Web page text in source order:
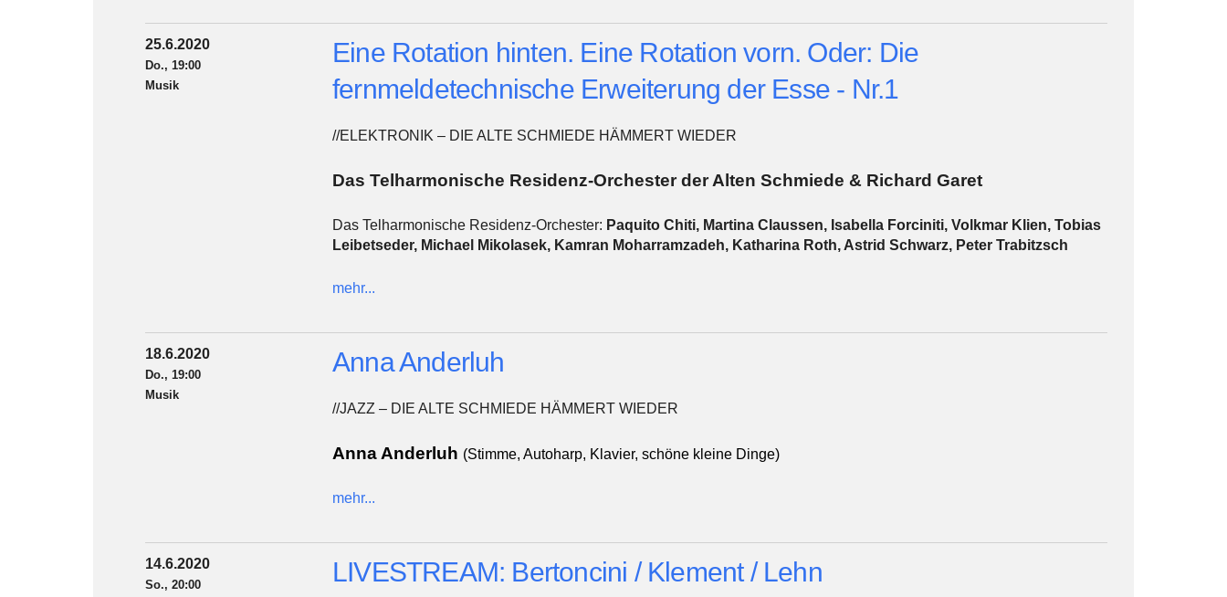
25.6.2020
Do., 19:00
Musik
Eine Rotation hinten. Eine Rotation vorn. Oder: Die
fernmeldetechnische Erweiterung der Esse - Nr.1
//ELEKTRONIK – DIE ALTE SCHMIEDE HÄMMERT WIEDER
Das Telharmonische Residenz-Orchester der Alten Schmiede & Richard Garet
Das Telharmonische Residenz-Orchester: Paquito Chiti, Martina Claussen, Isabella Forciniti, Volkmar Klien, Tobias
Leibetseder, Michael Mikolasek, Kamran Moharramzadeh, Katharina Roth, Astrid Schwarz, Peter Trabitzsch
mehr...
18.6.2020
Do., 19:00
Musik
Anna Anderluh
//JAZZ – DIE ALTE SCHMIEDE HÄMMERT WIEDER
Anna Anderluh (Stimme, Autoharp, Klavier, schöne kleine Dinge)
mehr...
14.6.2020
So., 20:00
LIVESTREAM: Bertoncini / Klement / Lehn